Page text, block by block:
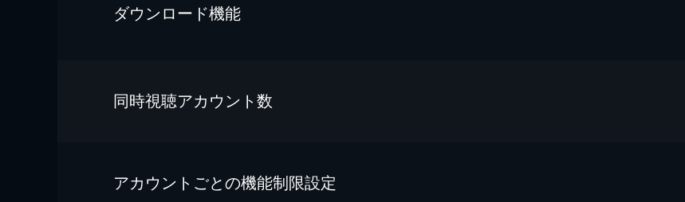
ダウンロード機能
同時視聴アカウント数
アカウントごとの機能制限設定